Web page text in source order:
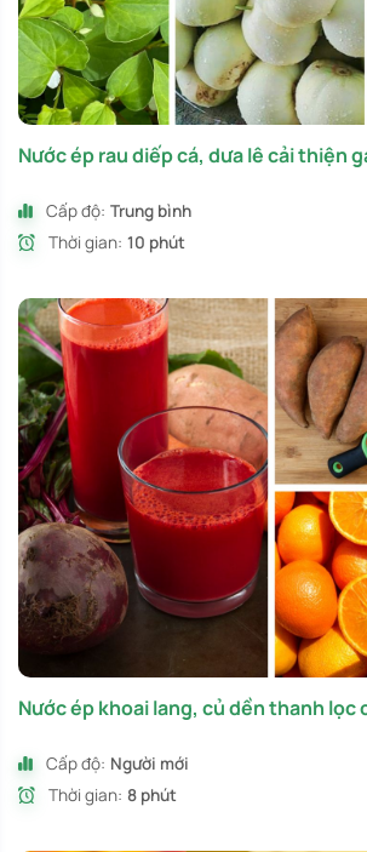
Nước ép rau diếp cá, dưa lê cải thiện
Cấp độ: Trung bình
Thời gian: 10 phút
Nước ép khoai lang, củ dền thanh lọc
Cấp độ: Người mới
Thời gian: 8 phút